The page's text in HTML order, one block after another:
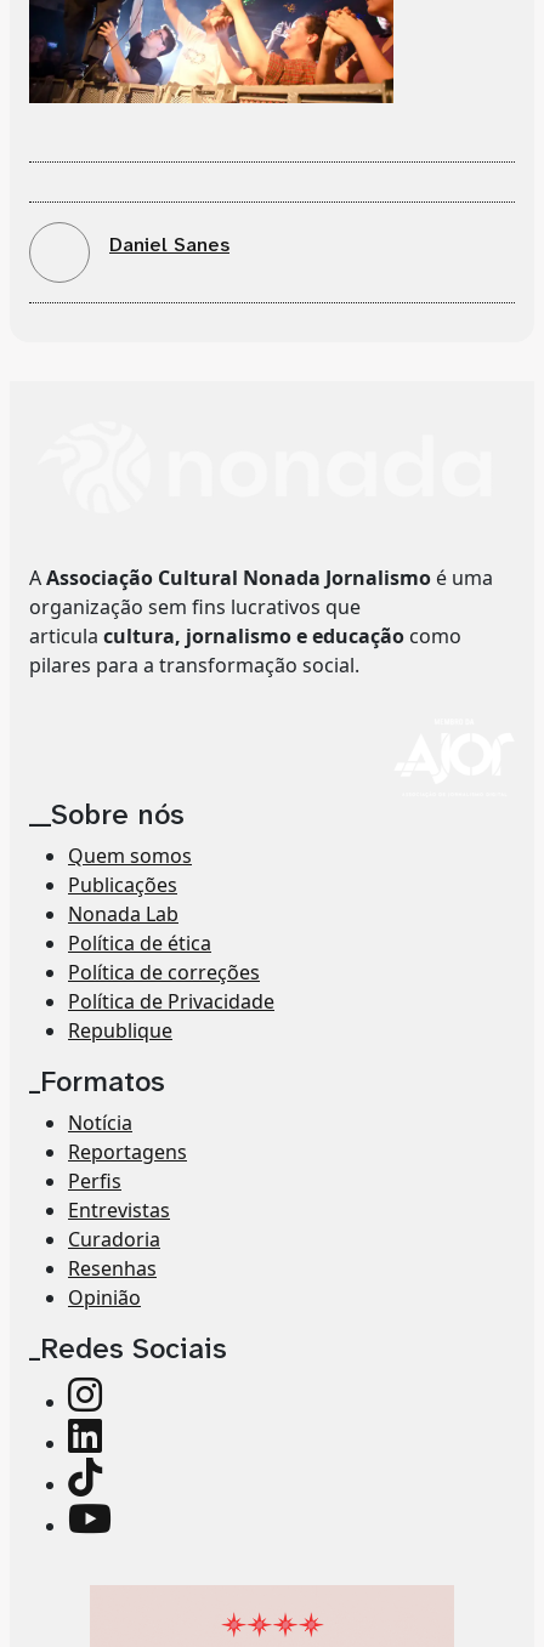
Daniel Sanes
AAssociação Cultural Nonada Jornalismo é uma
organização sem fins lucrativos que
articula cultura, jornalismo e educação como
pilares para a transformação social.
__Sobre nós
Quem somos
Publicações
Nonada Lab
Política de ética
Política de correções
Política de Privacidade
Republique
_Formatos
Notícia
Reportagens
Perfis
Entrevistas
Curadoria
Resenhas
Opinião
_Redes Sociais